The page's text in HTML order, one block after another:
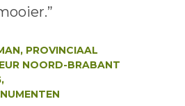
PROVINCIAAL
NOORD-BRABANT